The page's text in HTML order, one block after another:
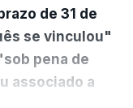
de 31 de
se vinculou"
pena de
associado a